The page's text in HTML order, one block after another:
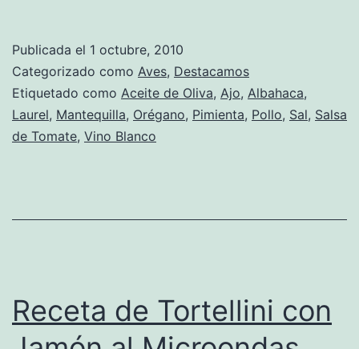
con
Salsa
de
Publicada el 1 octubre, 2010
Categorizado como Aves, Destacamos
Etiquetado como Aceite de Oliva, Ajo, Albahaca,
Laurel, Mantequilla, Orégano, Pimienta, Pollo, Sal, Salsa
de Tomate, Vino Blanco
Receta de Tortellini con